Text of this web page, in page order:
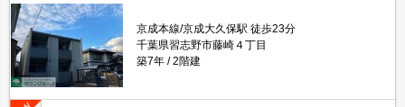
京成本線/京成大久保駅 徒歩23分
千葉県習志野市藤崎４丁目
築7年
2階建